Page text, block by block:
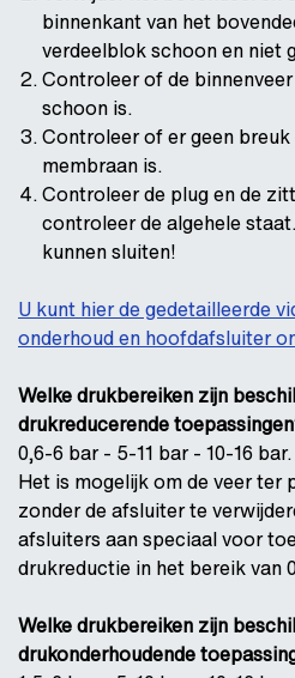
binnenkant van het
verdeelblok schoon en niet
Controleer of de
schoon is.
Controleer of er geen
membraan is.
Controleer de plug en de
controleer de algehele
kunnen sluiten!
U kunt hier de gedetailleerde
onderhoud en hoofdafsluiter
Welke drukbereiken zijn
drukreducerende
0,6-6 bar - 5-11 bar - 10-16 bar.
Het is mogelijk om de veer ter
zonder de afsluiter te
afsluiters aan speciaal voor
drukreductie in het bereik van
Welke drukbereiken zijn
drukonderhoudende